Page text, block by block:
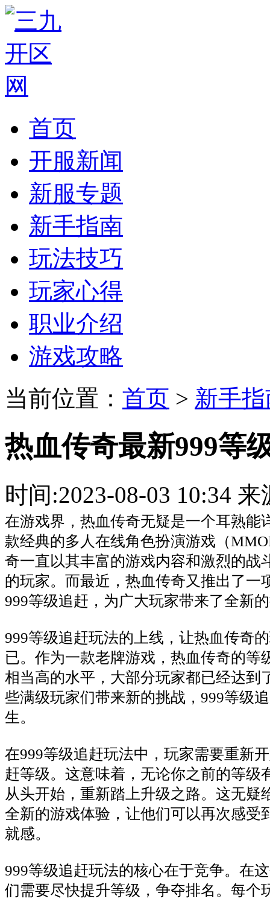
首页
开服新闻
新服专题
新手指南
玩法技巧
玩家心得
职业介绍
游戏攻略
当前位置： 首页 > 新手
热血传奇最新999等
时间:2023-08-03 10:34
在游戏界，热血传奇无疑是一个耳熟能
款经典的多人在线角色扮演游戏（
奇一直以其丰富的游戏内容和激烈的战
的玩家。而最近，热血传奇又推出了
999等级追赶，为广大玩家带来了全新
999等级追赶玩法的上线，让热血传奇
已。作为一款老牌游戏，热血传奇的等
相当高的水平，大部分玩家都已经达到
些满级玩家们带来新的挑战，999等级
生。
在999等级追赶玩法中，玩家需要重新
赶等级。这意味着，无论你之前的等级
从头开始，重新踏上升级之路。这无疑
全新的游戏体验，让他们可以再次感受
就感。
999等级追赶玩法的核心在于竞争。在
们需要尽快提升等级，争夺排名。每个